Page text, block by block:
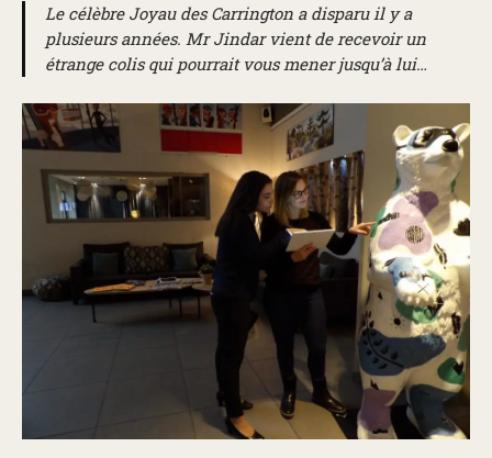
Le célèbre Joyau des Carrington a disparu il y a
plusieurs années. Mr Jindar vient de recevoir un
étrange colis qui pourrait vous mener jusqu’à lui…